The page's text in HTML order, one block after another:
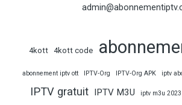
la
du
4kott 4kott code
abonnement iptv ott IPTV-Org IPTV-Org APK iptv
IPTV gratuit IPTV M3U iptv m3u 2023